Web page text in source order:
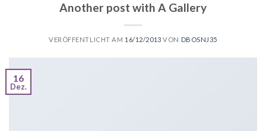
Another post with A Gallery
VERÖFFENTLICHT AM 16/12/2013 VON DBOSNJ35
16
Dez.